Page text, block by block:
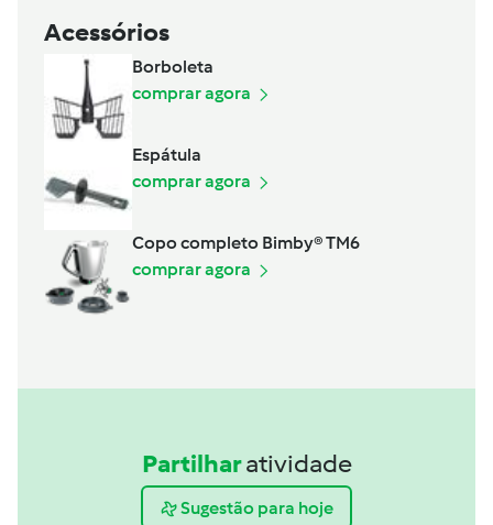
Acessórios
Borboleta
comprar agora
Espátula
comprar agora
Copo completo Bimby® TM6
comprar agora
Partilharatividade
Sugestão para hoje